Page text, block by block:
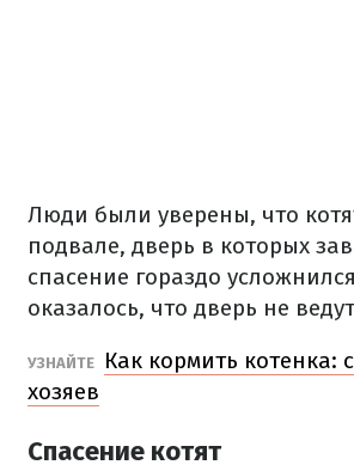
Люди были уверены, что
подвале, дверь в которых
спасение гораздо
оказалось, что дверь не
УЗНАЙТЕ
Как кормить котенка:
хозяев
Спасение котят